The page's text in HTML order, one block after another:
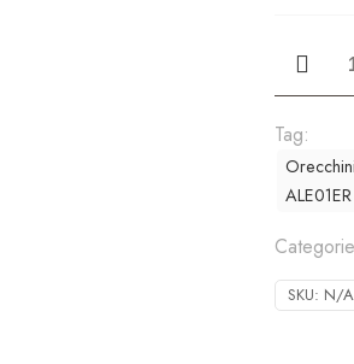
Tsars
Alexandra
quantità
Tag:
ALE01ER
SKU: N/A